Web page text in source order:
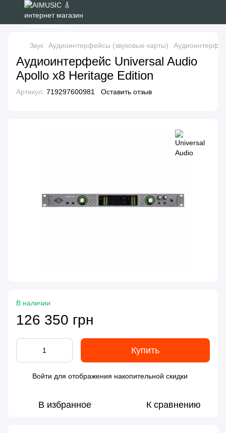
Звук Аудиоинтерфейсы (звуковые карты)
Аудиоинтерфейс Universal Audio
Apollo x8 Heritage Edition
Артикул: 719297600981 Оставить отзыв
В наличии
126 350 грн
Купить
Войти для отображения накопительной скидки
В избранное К сравнению